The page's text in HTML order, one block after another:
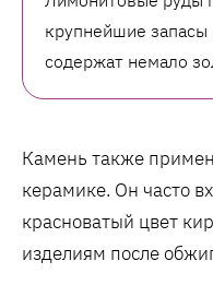
крупнейшие запасы
содержат немало
Камень также
керамике. Он часто
красноватый цвет
изделиям после